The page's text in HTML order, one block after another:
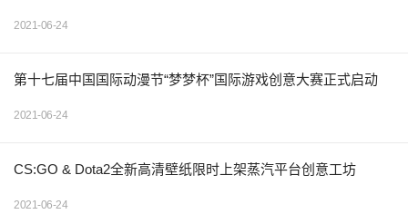
2021-06-24
第十七届中国国际动漫节“梦梦杯”国际游戏创意大赛正式启动
2021-06-24
CS:GO & Dota2全新高清壁纸限时上架蒸汽平台创意工坊
2021-06-24